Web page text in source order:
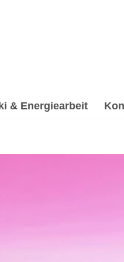
& Energiearbeit
Trauerverarbeitung &
Energiearbeit, ✔️
in 70825 Korntal-